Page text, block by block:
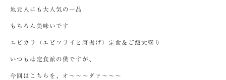
地元人にも大人気の一品
もちろん美味いです
エビカラ（エビフライと唐揚げ）定食＆ご飯大盛り
いつもは定食派の僕ですが、
今回はこちらを、オ～～～ダァ～～～